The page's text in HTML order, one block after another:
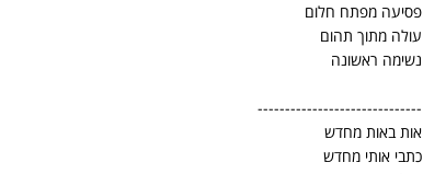
פסיעה מפתח חלום
עולה מתוך תהום
נשימה ראשונה
------------------------------
אות באות מחדש
כתבי אותי מחדש